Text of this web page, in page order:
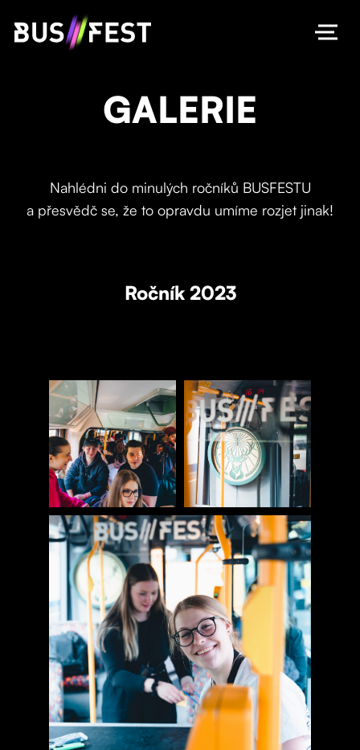
GALERIE
Nahlédni do minulých ročníků BUSFESTU
a přesvědč se, že to opravdu umíme rozjet jinak!
Ročník 2023